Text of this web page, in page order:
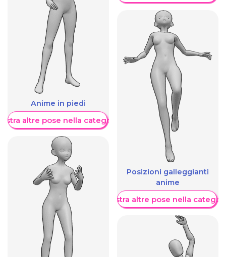
Anime in piedi
altre pose nella categoria
Posizioni galleggianti
anime
Mostra altre pose nella